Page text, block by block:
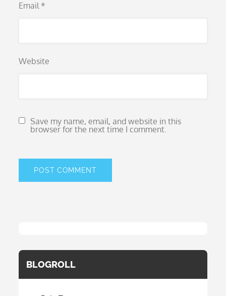
Email *
Website
Save my name, email, and website in this
browser for the next time I comment.
BLOGROLL